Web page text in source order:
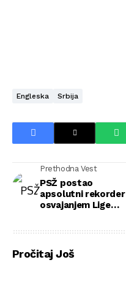
Engleska Srbija
Prethodna Vest
PSŽ postao
apsolutni rekorder
osvajanjem Lige
Pročitaj Još